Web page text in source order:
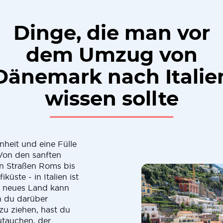
Dinge, die man vor
dem Umzug von
nach
wissen sollte
und eine Fülle
den sanften
Straßen Roms bis
- in Italien ist
Land kann
du darüber
ziehen, hast du
der